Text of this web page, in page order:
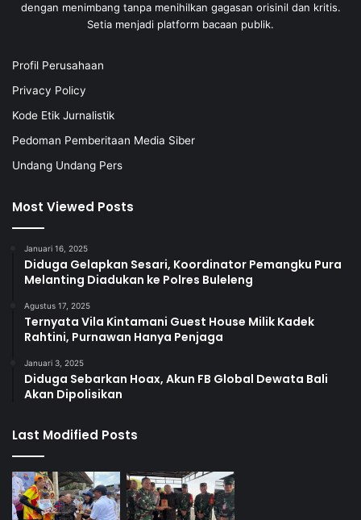
dengan menimbang tanpa menihilkan gagasan orisinil dan kritis.
Setia menjadi platform bacaan publik.
Profil Perusahaan
Privacy Policy
Kode Etik Jurnalistik
Pedoman Pemberitaan Media Siber
Undang Undang Pers
Most Viewed Posts
Januari 16, 2025
Diduga Gelapkan Sesari, Koordinator Pemangku Pura
Melanting Diadukan ke Polres Buleleng
Agustus 17, 2025
Ternyata Vila Kintamani Guest House Milik Kadek
Rahtini, Purnawan Hanya Penjaga
Januari 3, 2025
Diduga Sebarkan Hoax, Akun FB Global Dewata Bali
Akan Dipolisikan
Last Modified Posts